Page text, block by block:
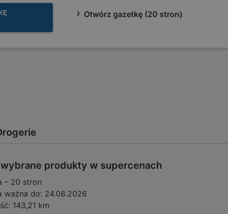
Otwórz gazetkę (20 stron)
produkty w supercenach
– 20 stron
ważna do: 24.08.2026
143,21 km